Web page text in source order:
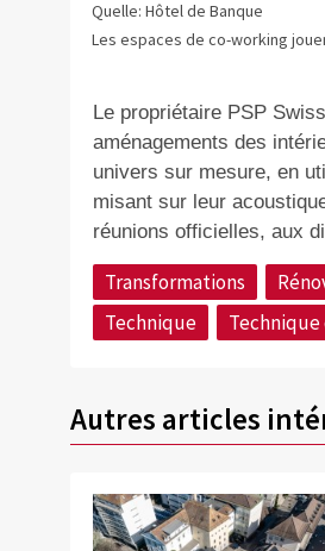
Quelle: Hôtel de Banque
Les espaces de co-working
Le propriétaire PSP
aménagements des
univers sur mesure, en
misant sur leur
réunions officielles, aux
Transformations
Technique
Autres articles